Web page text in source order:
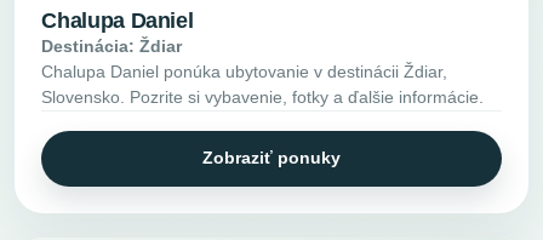
Chalupa Daniel
Destinácia: Ždiar
Chalupa Daniel ponúka ubytovanie v destinácii Ždiar,
Slovensko. Pozrite si vybavenie, fotky a ďalšie informácie.
Zobraziť ponuky